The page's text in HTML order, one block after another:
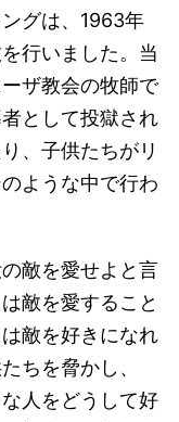
グは、1963年
行いました。当
ザ教会の牧師で
として投獄され
、子供たちがリ
ような中で行わ
敵を愛せよと言
敵を愛すること
敵を好きになれ
ちを脅かし、
人をどうして好